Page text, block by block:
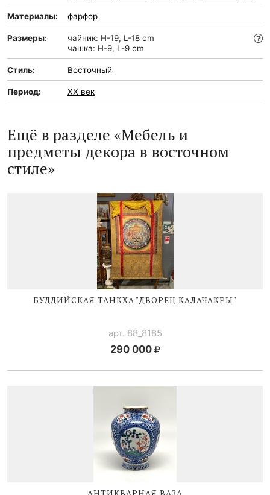
Материалы: фарфор
Размеры:
чайник: H-19, L-18 cm
чашка: H-9, L-9 cm
Стиль: Восточный
Период: XX век
Ещё в разделе «Мебель и
предметы декора в восточном
стиле»
БУДДИЙСКАЯ ТАНКХА "ДВОРЕЦ КАЛАЧАКРЫ"
арт. 88_8185
290 000